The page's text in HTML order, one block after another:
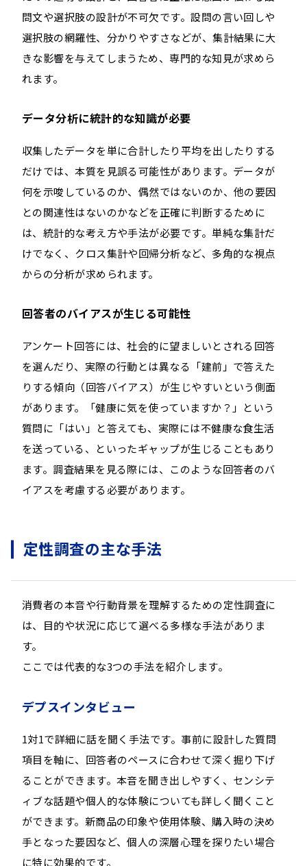
問文や選択肢の設計が不可欠です。設問の言い回しや
選択肢の網羅性、分かりやすさなどが、集計結果に大
きな影響を与えてしまうため、専門的な知見が求めら
れます。
データ分析に統計的な知識が必要
収集したデータを単に合計したり平均を出したりする
だけでは、本質を見誤る可能性があります。データが
何を示唆しているのか、偶然ではないのか、他の要因
との関連性はないのかなどを正確に判断するために
は、統計的な考え方や手法が必要です。単純な集計だ
けでなく、クロス集計や回帰分析など、多角的な視点
からの分析が求められます。
回答者のバイアスが生じる可能性
アンケート回答には、社会的に望ましいとされる回答
を選んだり、実際の行動とは異なる「建前」で答えた
りする傾向（回答バイアス）が生じやすいという側面
があります。「健康に気を使っていますか？」という
質問に「はい」と答えても、実際には不健康な食生活
を送っている、といったギャップが生じることもあり
ます。調査結果を見る際には、このような回答者のバ
イアスを考慮する必要があります。
定性調査の主な手法
消費者の本音や行動背景を理解するための定性調査に
は、目的や状況に応じて選べる多様な手法がありま
す。
ここでは代表的な3つの手法を紹介します。
デプスインタビュー
1対1で詳細に話を聞く手法です。事前に設計した質問
項目を軸に、回答者のペースに合わせて深く掘り下げ
ることができます。本音を聞き出しやすく、センシテ
ィブな話題や個人的な体験についても詳しく聞くこと
ができます。新商品の印象や使用体験、購入時の決め
手となった要因など、個人の深層心理を探りたい場合
に特に効果的です。